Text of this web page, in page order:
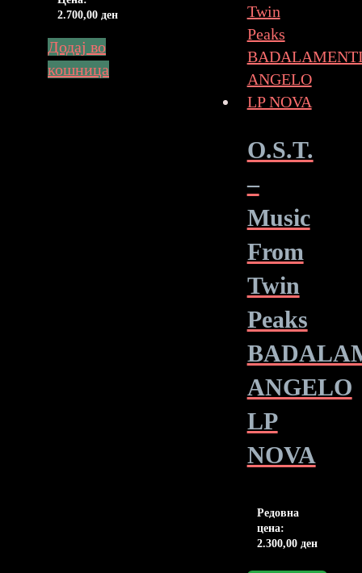
2.700,00 ден
Додај во
кошница
O.S.T.
–
Music
From
Twin
Peaks
ANGELO
LP
NOVA
Редовна
цена:
2.300,00 ден